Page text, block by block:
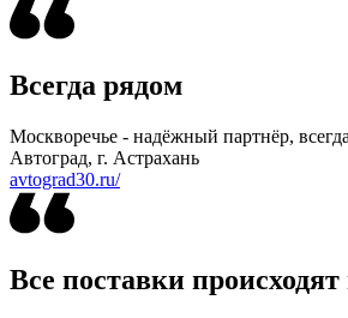
Всегда рядом
Москворечье - надёжный партнёр,
Автоград, г. Астрахань
avtograd30.ru/
Все поставки происходят